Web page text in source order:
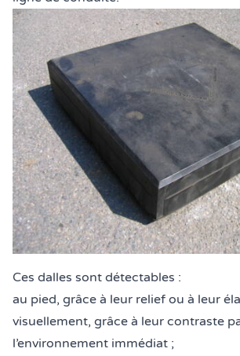
Ces dalles sont détectables :
au pied, grâce à leur relief ou à leur
visuellement, grâce à leur contraste
l’environnement immédiat ;